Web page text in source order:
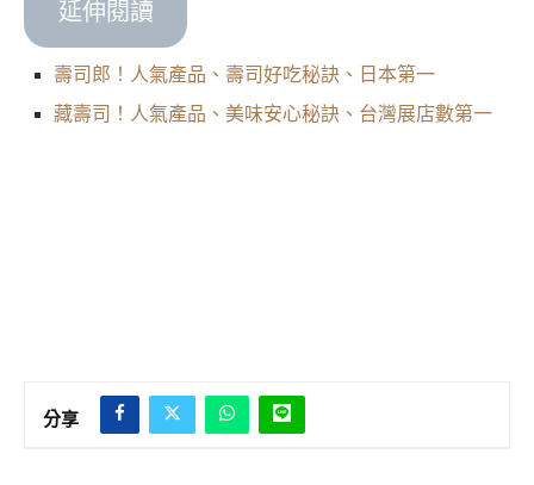
延伸閱讀
壽司郎！人氣產品、壽司好吃秘訣、日本第一
藏壽司！人氣產品、美味安心秘訣、台灣展店數第一
分享